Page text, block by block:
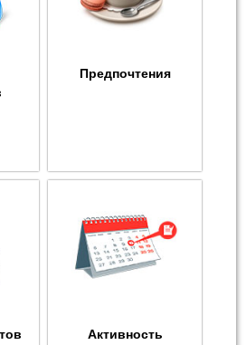
Предпочтения
Активность